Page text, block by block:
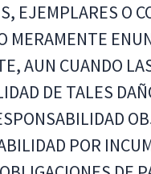
EJEMPLARES O
MERAMENTE
AUN CUANDO
DE TALES
POR